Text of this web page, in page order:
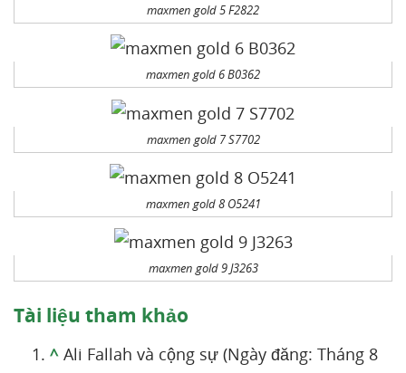
maxmen gold 5 F2822
maxmen gold 6 B0362
maxmen gold 7 S7702
maxmen gold 8 O5241
maxmen gold 9 J3263
Tài liệu tham khảo
^ Ali Fallah và cộng sự (Ngày đăng: Tháng 8